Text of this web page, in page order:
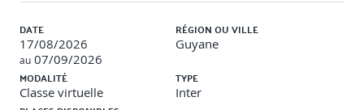
DATE
17/08/2026
au 07/09/2026
RÉGION OU VILLE
Guyane
MODALITÉ
Classe virtuelle
TYPE
Inter